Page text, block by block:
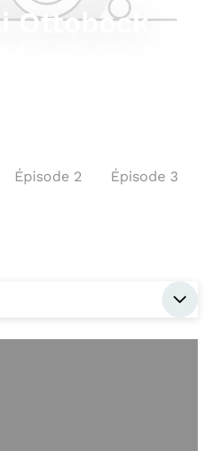
Ottobock
Épisode 2 Épisode 3